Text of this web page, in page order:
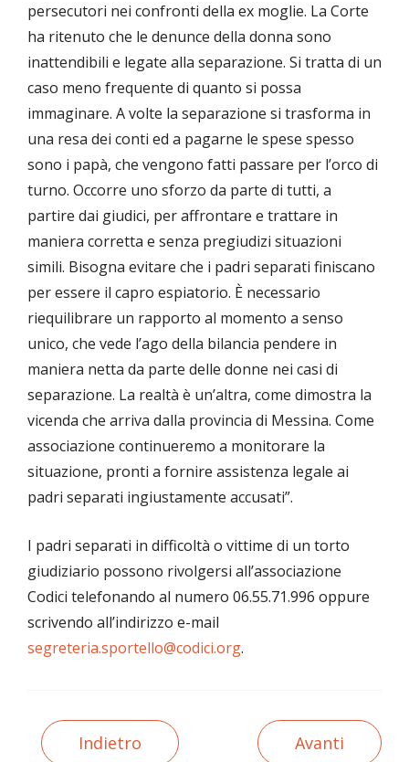
persecutori nei confronti della ex moglie. La Corte
ha ritenuto che le denunce della donna sono
inattendibili e legate alla separazione. Si tratta di un
caso meno frequente di quanto si possa
immaginare. A volte la separazione si trasforma in
una resa dei conti ed a pagarne le spese spesso
sono i papà, che vengono fatti passare per l’orco di
turno. Occorre uno sforzo da parte di tutti, a
partire dai giudici, per affrontare e trattare in
maniera corretta e senza pregiudizi situazioni
simili. Bisogna evitare che i padri separati finiscano
per essere il capro espiatorio. È necessario
riequilibrare un rapporto al momento a senso
unico, che vede l’ago della bilancia pendere in
maniera netta da parte delle donne nei casi di
separazione. La realtà è un’altra, come dimostra la
vicenda che arriva dalla provincia di Messina. Come
associazione continueremo a monitorare la
situazione, pronti a fornire assistenza legale ai
padri separati ingiustamente accusati”.
I padri separati in difficoltà o vittime di un torto
giudiziario possono rivolgersi all’associazione
Codici telefonando al numero 06.55.71.996 oppure
scrivendo all’indirizzo e-mail
segreteria.sportello@codici.org.
Indietro Avanti